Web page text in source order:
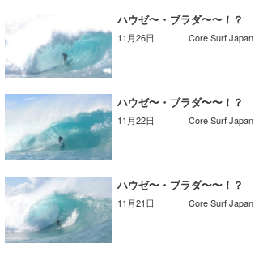
ハウゼ〜・ブラダ〜〜！？
11月26日 Core Surf Japan
ハウゼ〜・ブラダ〜〜！？
11月22日 Core Surf Japan
ハウゼ〜・ブラダ〜〜！？
11月21日 Core Surf Japan
ライター/寄稿メディア
Core Surf Japan
Naoya Kimoto
mitsuteru Kamio
Yasunari Inoue
Yoshiyuki Obata
arukasvision
メディア
SURFMEDIA
Colors MAGAZINE
WAVAL
波伝説アンバサダー/プロライダー
福島寿実子
中浦“JET”章
嵯峨明日香
波伝説スタッフ
☆加藤
+☆maki☆+
波伝説